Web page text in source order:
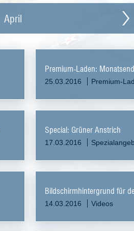
April
Premium-Laden:
25.03.2016 Premium-
Special: Grüner Anstrich
17.03.2016
Bildschirmhintergrund für
14.03.2016 Videos